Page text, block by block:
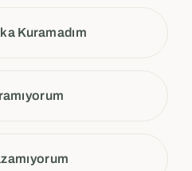
Kuramadım